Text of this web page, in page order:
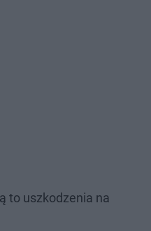
to uszkodzenia na